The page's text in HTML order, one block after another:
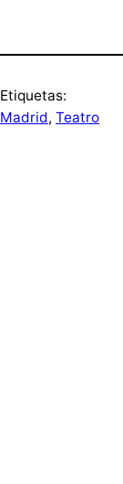
Etiquetas:
Madrid, Teatro